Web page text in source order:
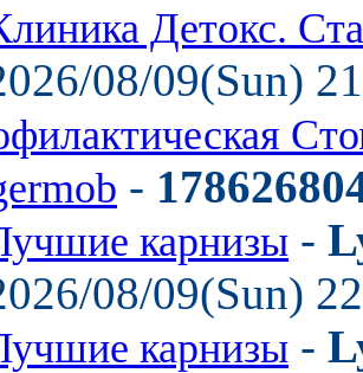
Детокс.
08/09(Sun)
-
карнизы -
08/09(Sun)
карнизы -